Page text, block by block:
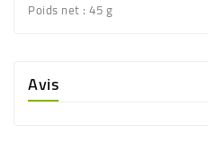
Poids net : 45 g
Avis